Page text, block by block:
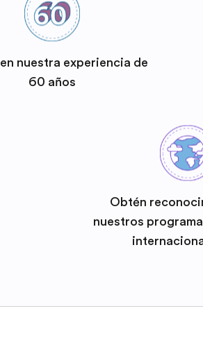
nuestra experiencia de
60 años
Obtén
nuestros